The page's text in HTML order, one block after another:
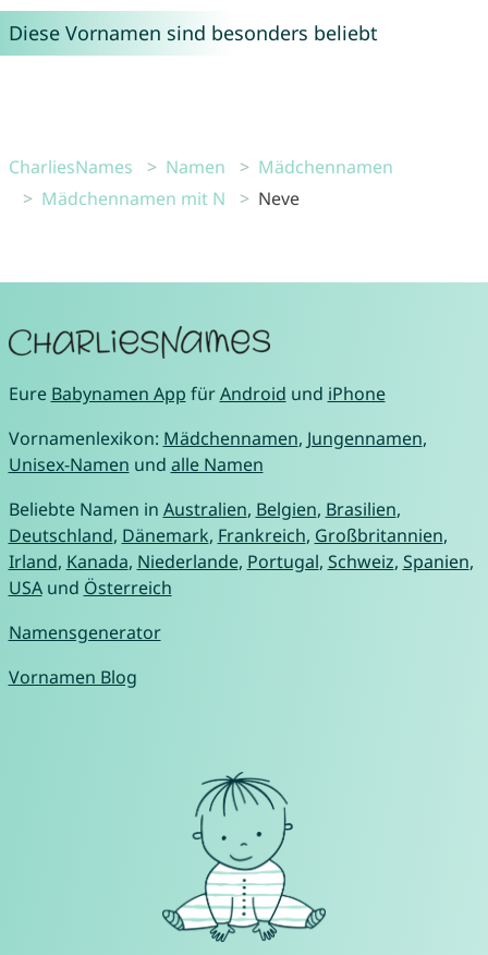
Diese Vornamen sind besonders beliebt
CharliesNames Namen
Mädchennamen
Mädchennamen mit N
Neve
Eure Babynamen App fürAndroid und iPhone
Vornamenlexikon: Mädchennamen, Jungennamen,
Unisex-Namen und alle Namen
Beliebte Namen in Australien, Belgien, Brasilien,
Deutschland, Dänemark, Frankreich, Großbritannien,
Irland, Kanada, Niederlande, Portugal, Schweiz, Spanien,
USAund Österreich
Namensgenerator
Vornamen Blog